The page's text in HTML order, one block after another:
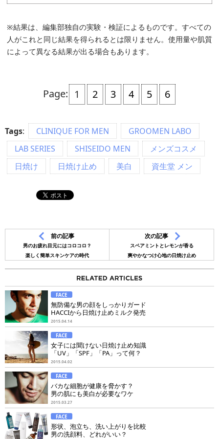
※結果は、編集部独自の実験・検証によるものです。すべての
人がこれと同じ結果を得られるとは限りません。使用量や肌質
によって異なる結果が出る場合もあります。
Page: 1 2 3 4 5 6
Tags: CLINIQUE FOR MEN
GROOMEN LABO
LAB SERIES
SHISEIDO MEN
メンズコスメ
日焼け
日焼け止め 美白 資生堂 メン
前の記事
男のお疲れ目元にはコロコロ？
楽しく簡単スキンケアの時代
次の記事
スペアミントとレモンが香る
爽やかなつけ心地の日焼け止め
FACE
無防備な男の顔をしっかりガード
HACCIから日焼け止めミルク発売
2015.04.14
FACE
女子には聞けない日焼け止め知識
「UV」「SPF」「PA」って何？
2015.04.02
FACE
バカな細胞が健康を脅かす？
男の肌にも美白が必要なワケ
2015.03.27
FACE
形状、泡立ち、洗い上がりを比較
男の洗顔料、どれがいい？